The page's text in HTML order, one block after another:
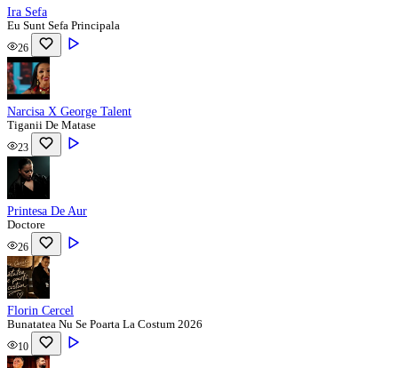
Ira Sefa
Eu Sunt Sefa Principala
26
Narcisa X George Talent
Tiganii De Matase
23
Printesa De Aur
Doctore
26
Florin Cercel
Bunatatea Nu Se Poarta La Costum 2026
10